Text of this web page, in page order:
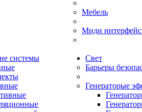
Мебель
Миди
системы
Свет
Барьеры
Генераторые